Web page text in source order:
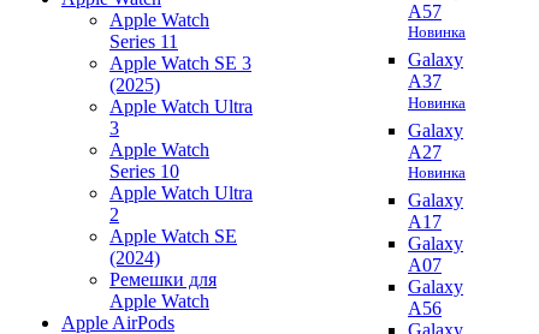
Apple Watch
Series 11
Apple Watch SE 3
(2025)
Apple Watch Ultra
3
Apple Watch
Series 10
Apple Watch Ultra
2
Apple Watch SE
(2024)
Ремешки для
Apple Watch
Apple AirPods
A57
Новинка
Galaxy
A37
Новинка
Galaxy
A27
Новинка
Galaxy
A17
Galaxy
A07
Galaxy
A56
Galaxy